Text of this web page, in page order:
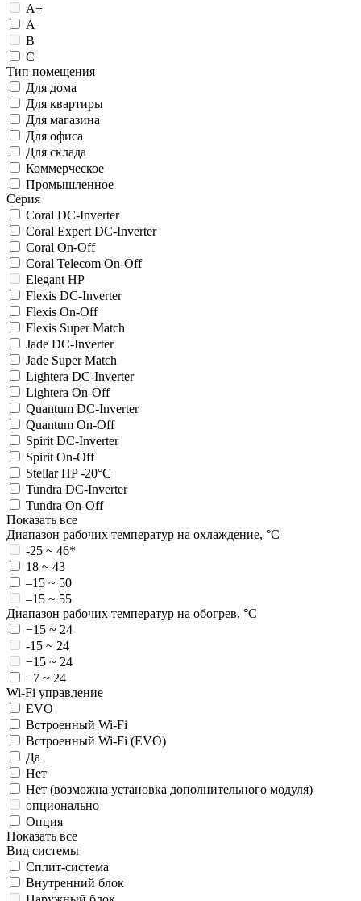
А+
А
B
C
Тип помещения
Для дома
Для квартиры
Для магазина
Для офиса
Для склада
Коммерческое
Промышленное
Серия
Coral DC-Inverter
Coral Expert DC-Inverter
Coral On-Off
Coral Telecom On-Off
Elegant HP
Flexis DC-Inverter
Flexis On-Off
Flexis Super Match
Jade DC-Inverter
Jade Super Match
Lightera DC-Inverter
Lightera On-Off
Quantum DC-Inverter
Quantum On-Off
Spirit DC-Inverter
Spirit On-Off
Stellar HP -20°C
Tundra DC-Inverter
Tundra On-Off
Показать все
Диапазон рабочих температур на охлаждение, °C
-25 ~ 46*
18 ~ 43
–15 ~ 50
–15 ~ 55
Диапазон рабочих температур на обогрев, °C
−15 ~ 24
-15 ~ 24
−15 ~ 24
−7 ~ 24
Wi-Fi управление
EVO
Встроенный Wi-Fi
Встроенный Wi-Fi (EVO)
Да
Нет
Нет (возможна установка дополнительного модуля)
опционально
Опция
Показать все
Вид системы
Сплит-система
Внутренний блок